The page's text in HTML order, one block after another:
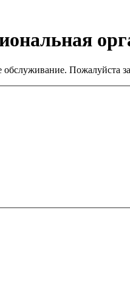
обслуживание. Пожалуйста